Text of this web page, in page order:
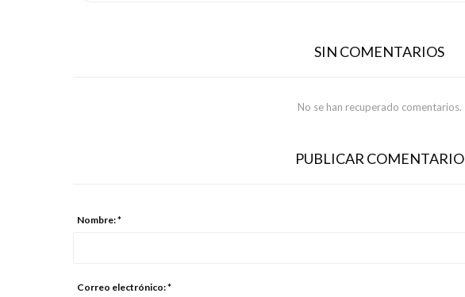
SIN COMENTARIOS
No se han recuperado comentarios.
PUBLICAR COMENTARIO
Nombre: *
Correo electrónico: *